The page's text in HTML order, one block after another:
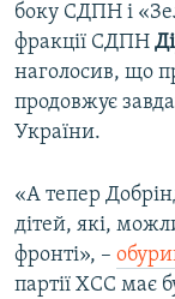
боку СДПН і
фракції СДПН
наголосив, що
продовжує
України.
«А тепер
дітей, які,
фронті», –
партії ХСС має